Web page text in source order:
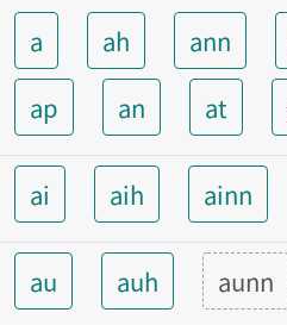
a ah ann
ap
an at
ai aih ainn
au auh aunn